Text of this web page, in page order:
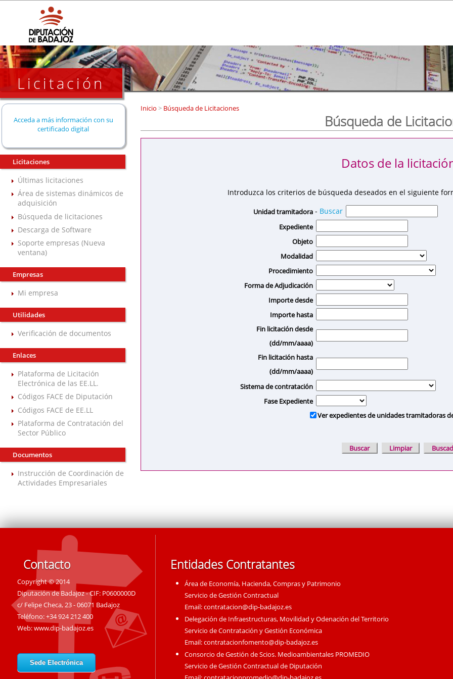
Licitación
Acceda a más información con su
certificado digital
Licitaciones
Últimas licitaciones
Área de sistemas dinámicos de
adquisición
Búsqueda de licitaciones
Descarga de Software
Soporte empresas (Nueva
ventana)
Empresas
Mi empresa
Utilidades
Verificación de documentos
Enlaces
Plataforma de Licitación
Electrónica de las EE.LL.
Códigos FACE de Diputación
Códigos FACE de EE.LL
Plataforma de Contratación del
Sector Público
Documentos
Instrucción de Coordinación de
Actividades Empresariales
Inicio >Búsqueda de Licitaciones
Búsqueda de
Introduzca los criterios de búsqueda deseados en el siguiente
Datos de la
Unidad tramitadora - Buscar
Expediente
Objeto
Modalidad
Procedimiento
Forma de Adjudicación
Importe desde
Importe hasta
Fin licitación desde
(dd/mm/aaaa)
Fin licitación hasta
(dd/mm/aaaa)
Sistema de contratación
Fase Expediente
Ver expedientes de unidades tramitadoras
Contacto
Copyright © 2014
Diputación de Badajoz - CIF: P0600000D
c/ Felipe Checa, 23 - 06071 Badajoz
Teléfono: +34 924 212 400
Web:www.dip-badajoz.es
Sede Electrónica
Entidades Contratantes
Área de Economía, Hacienda, Compras y Patrimonio
Servicio de Gestión Contractual
Email:contratacion@dip-badajoz.es
Delegación de Infraestructuras, Movilidad y Odenación del Territorio
Servicio de Contratación y Gestión Económica
Email:contratacionfomento@dip-badajoz.es
Consorcio de Gestión de Scios. Medioambientales PROMEDIO
Servicio de Gestión Contractual de Diputación